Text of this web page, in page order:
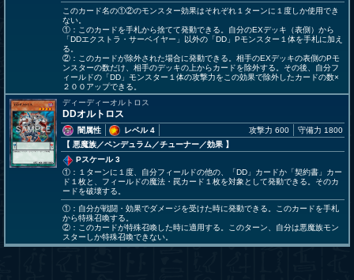
このカード名の①②のモンスター効果はそれぞれ１ターンに１度しか使用でき
ない。
①：このカードを手札から捨てて発動できる。自分のEXデッキ（表側）から
「DDエクストラ・サーベイヤー」以外の「DD」Pモンスター１体を手札に加え
る。
②：このカードが除外された場合に発動できる。相手のEXデッキの表側のPモ
ンスターの数だけ、相手のデッキの上からカードを除外する。その後、自分フ
ィールドの「DD」モンスター１体の攻撃力をこの効果で除外したカードの数×
２００アップできる。
ディーディーオルトロス
DDオルトロス
闇属性
レベル 4
【 悪魔族／ペンデュラム／チューナー／効果 】
攻撃力 600 守備力 1800
Pスケール 3
①：１ターンに１度、自分フィールドの他の、「DD」カードか「契約書」カー
ド１枚と、フィールドの魔法・罠カード１枚を対象として発動できる。そのカ
ードを破壊する。
①：自分が戦闘・効果でダメージを受けた時に発動できる。このカードを手札
から特殊召喚する。
②：このカードが特殊召喚した時に適用する。このターン、自分は悪魔族モン
スターしか特殊召喚できない。